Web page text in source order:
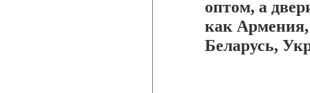
оптом, а
как Армения,
Беларусь,